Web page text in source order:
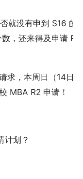
就没有申到 S16 的
，还来得及申请 R2
求，本周日（14日
MBA R2 申请！
计划？